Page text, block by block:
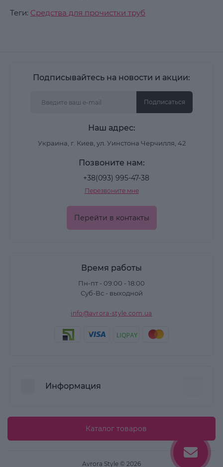
Теги: Средства для прочистки труб
Подписывайтесь на новости и акции:
Подписаться
Наш адрес:
Украина, г. Киев, ул. Уинстона Черчилля, 42
Позвоните нам:
+38(093) 995-47-38
Перезвоните мне
Перейти в контакты
Время работы
Пн-пт - 09:00 - 18:00
Суб-Вс - выходной
info@avrora-style.com.ua
Информация
Пользовательское соглашение
Каталог товаров
Avrora Style © 2026